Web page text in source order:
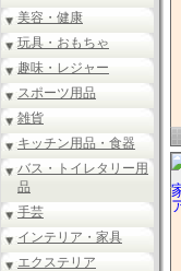
美容・健康
玩具・おもちゃ
趣味・レジャー
スポーツ用品
雑貨
キッチン用品・食器
バス・トイレタリー用
品
手芸
インテリア・家具
エクステリア